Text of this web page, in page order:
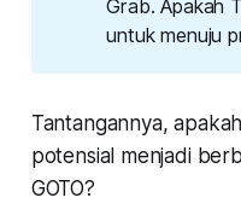
Grab. Apakah
untuk menuju
Tantangannya,
potensial menjadi
GOTO?